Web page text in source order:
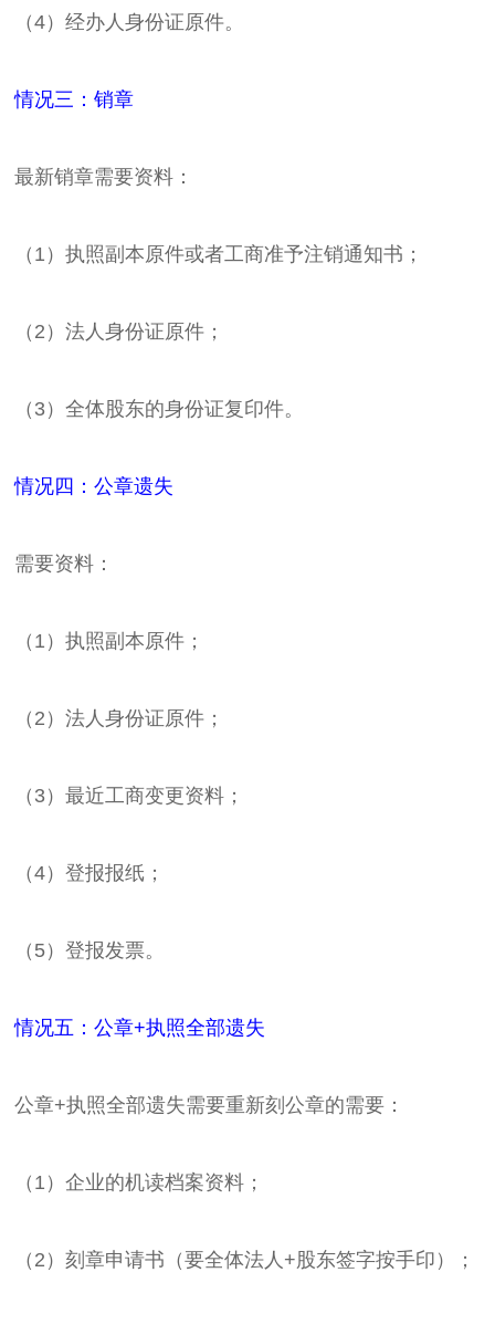
（4）经办人身份证原件。
情况三：销章
最新销章需要资料：
（1）执照副本原件或者工商准予注销通知书；
（2）法人身份证原件；
（3）全体股东的身份证复印件。
情况四：公章遗失
需要资料：
（1）执照副本原件；
（2）法人身份证原件；
（3）最近工商变更资料；
（4）登报报纸；
（5）登报发票。
情况五：公章+执照全部遗失
公章+执照全部遗失需要重新刻公章的需要：
（1）企业的机读档案资料；
（2）刻章申请书（要全体法人+股东签字按手印）；